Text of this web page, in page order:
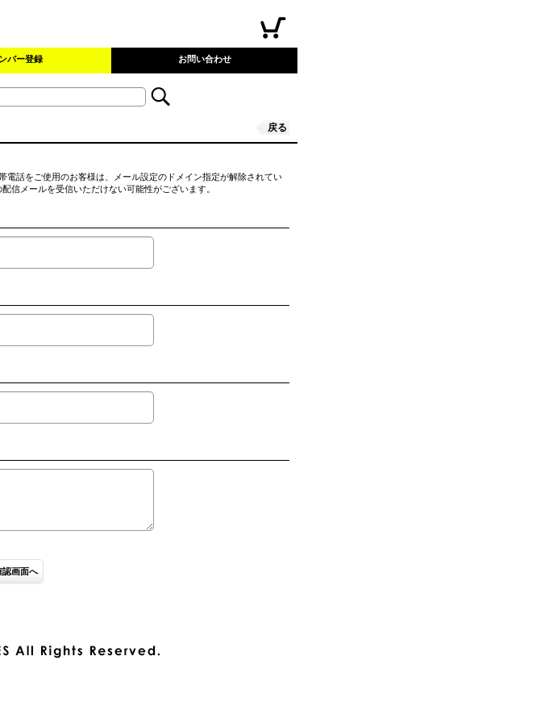
バー登録 お問い合わせ
戻る
話をご使用のお客様は、メール設定のドメイン指定が解除されてい
信メールを受信いただけない可能性がございます。